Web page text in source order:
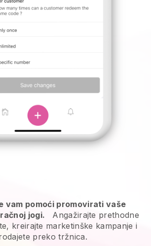
vam pomoći promovirati vaše
jogi.
Angažirajte prethodne
kreirajte marketinške kampanje i
preko tržnica.